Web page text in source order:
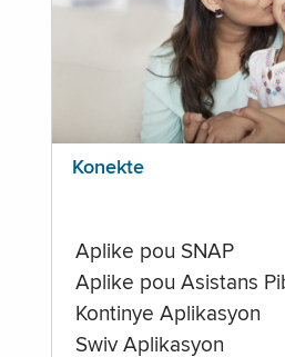
Konekte
Aplike pou SNAP
Aplike pou Asistans
Kontinye Aplikasyon
Swiv Aplikasyon